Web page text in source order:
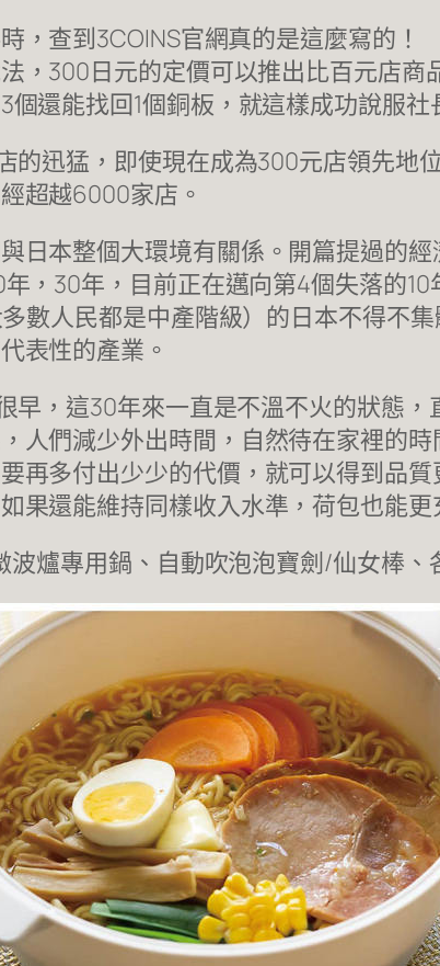
，查到3COINS官網真的是這麼寫的！
，300日元的定價可以推出比百元店
還能找回1個銅板，就這樣成功說服社
的迅猛，即使現在成為300元店領先地
超越6000家店。
日本整個大環境有關係。開篇提過的
，30年，目前正在邁向第4個失落的
多數人民都是中產階級）的日本不得不
表性的產業。
早，這30年來一直是不溫不火的狀態
人們減少外出時間，自然待在家裡的
再多付出少少的代價，就可以得到品
果還能維持同樣收入水準，荷包也能
波爐專用鍋、自動吹泡泡寶劍/仙女棒、